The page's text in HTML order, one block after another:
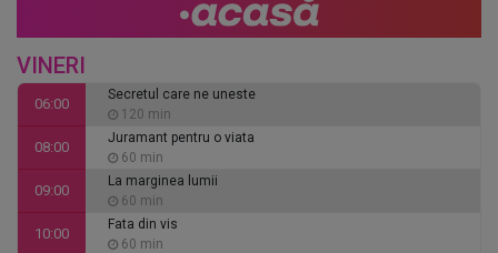
VINERI
06:00
Secretul care ne uneste
120 min
08:00
Juramant pentru o viata
60 min
09:00
La marginea lumii
60 min
10:00
Fata din vis
60 min